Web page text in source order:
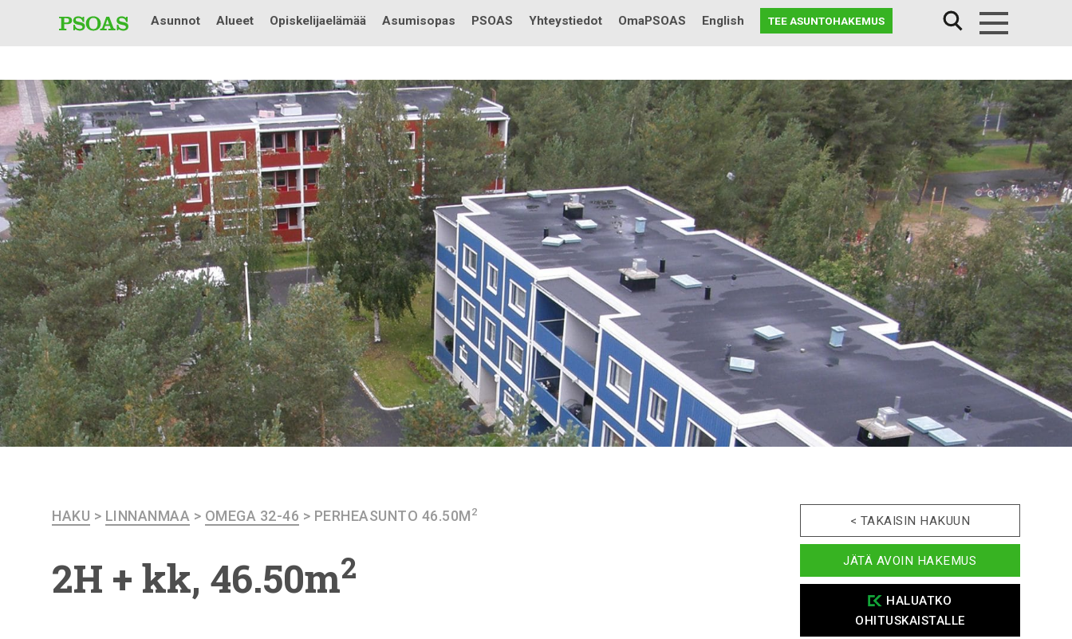
Testi
Asunnot Alueet Opiskelijaelämää Asumisopas PSOAS Yhteystiedot OmaPSOAS English TEE ASUNTOHAKEMUS
HAKU > LINNANMAA > OMEGA 32-46 > PERHEASUNTO 46.50M2
2H + kk, 46.50m2
< TAKAISIN HAKUUN
JÄTÄ AVOIN HAKEMUS
HALUATKO
OHITUSKAISTALLE